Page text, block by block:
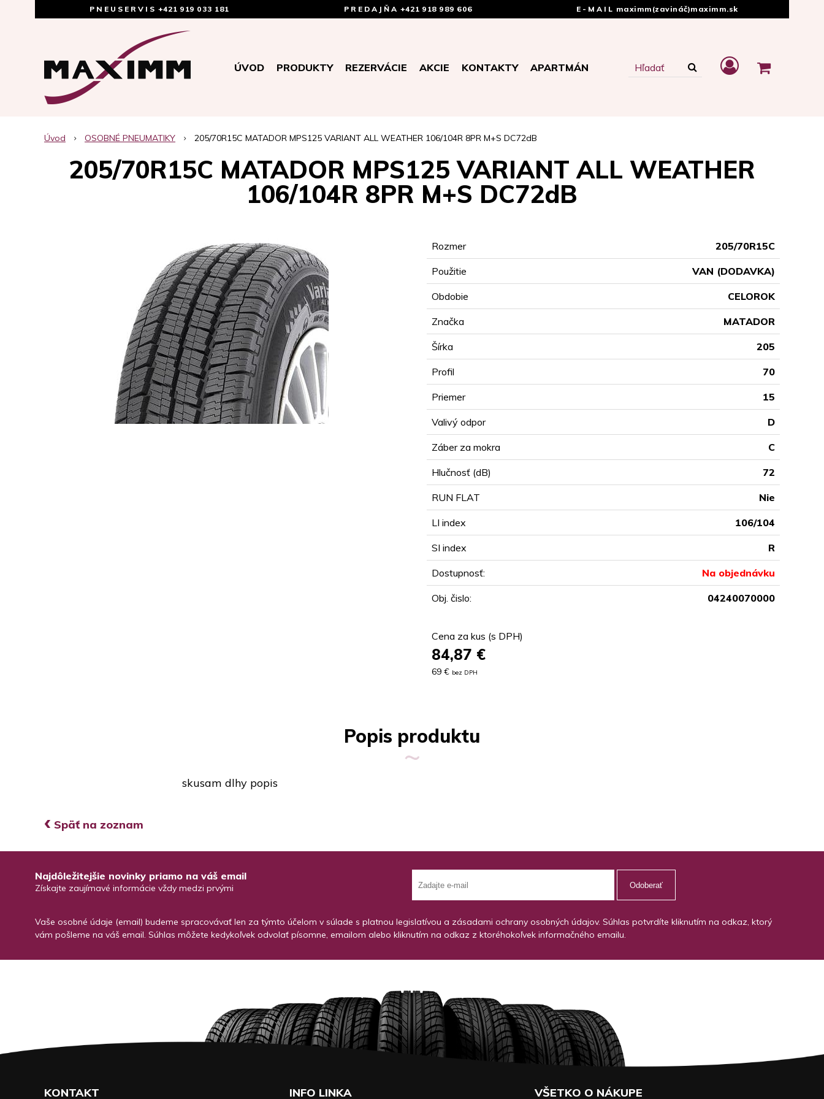
PNEUSERVIS +421 919 033 181 PREDAJŇA +421 918 989 606 E-MAIL maximm(zavináč)maximm.sk
ÚVOD PRODUKTY REZERVÁCIE AKCIE KONTAKTY APARTMÁN
Úvod OSOBNÉ PNEUMATIKY 205/70R15C MATADOR MPS125 VARIANT ALL WEATHER 106/104R 8PR M+S DC72dB
205/70R15C MATADOR MPS125 VARIANT ALL WEATHER
106/104R 8PR M+S DC72dB
Rozmer 205/70R15C
Použitie VAN (DODAVKA)
Obdobie CELOROK
Značka MATADOR
Šírka 205
Profil 70
Priemer 15
Valivý odpor D
Záber za mokra C
Hlučnosť (dB) 72
RUN FLAT Nie
LI index 106/104
SI index R
Dostupnosť: Na objednávku
Obj. čislo: 04240070000
Cena za kus (s DPH)
84,87 €
69 € bez DPH
Popis produktu
skusam dlhy popis
‹ Späť na zoznam
Najdôležitejšie novinky priamo na váš email
Získajte zaujímavé informácie vždy medzi prvými Odoberať
Vaše osobné údaje (email) budeme spracovávať len za týmto účelom v súlade s platnou legislatívou a zásadami ochrany osobných údajov. Súhlas potvrdíte kliknutím na odkaz, ktorý
vám pošleme na váš email. Súhlas môžete kedykoľvek odvolať písomne, emailom alebo kliknutím na odkaz z ktoréhokoľvek informačného emailu.
KONTAKT INFO LINKA VŠETKO O NÁKUPE